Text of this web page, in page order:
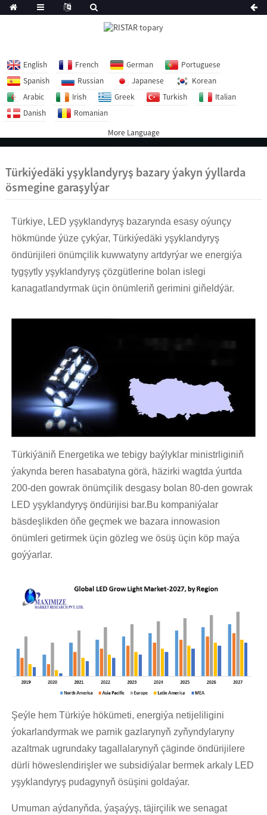
English French German
Portuguese
Spanish
Russian Japanese
Korean
Arabic
Irish Greek Turkish
Italian
Danish
Romanian
More Language
Türkiýedäki yşyklandyryş bazary ýakyn ýyllarda
ösmegine garaşylýar
Türkiye, LED yşyklandyryş bazarynda esasy oýunçy
hökmünde ýüze çykýar, Türkiýedäki yşyklandyryş
öndürijileri önümçilik kuwwatyny artdyrýar we energiýa
tygşytly yşyklandyryş çözgütlerine bolan islegi
kanagatlandyrmak üçin önümleriň gerimini giňeldýär.
Türkiýäniň Energetika we tebigy baýlyklar ministrliginiň
ýakynda beren hasabatyna görä, häzirki wagtda ýurtda
200-den gowrak önümçilik desgasy bolan 80-den gowrak
LED yşyklandyryş öndürijisi bar.Bu kompaniýalar
bäsdeşlikden öňe geçmek we bazara innowasion
önümleri getirmek üçin gözleg we ösüş üçin köp maýa
goýýarlar.
Şeýle hem Türkiýe hökümeti, energiýa netijeliligini
ýokarlandyrmak we parnik gazlarynyň zyňyndylaryny
azaltmak ugrundaky tagallalarynyň çäginde öndürijilere
dürli höweslendirişler we subsidiýalar bermek arkaly LED
yşyklandyryş pudagynyň ösüşini goldaýar.
Umuman aýdanyňda, ýaşaýyş, täjirçilik we senagat